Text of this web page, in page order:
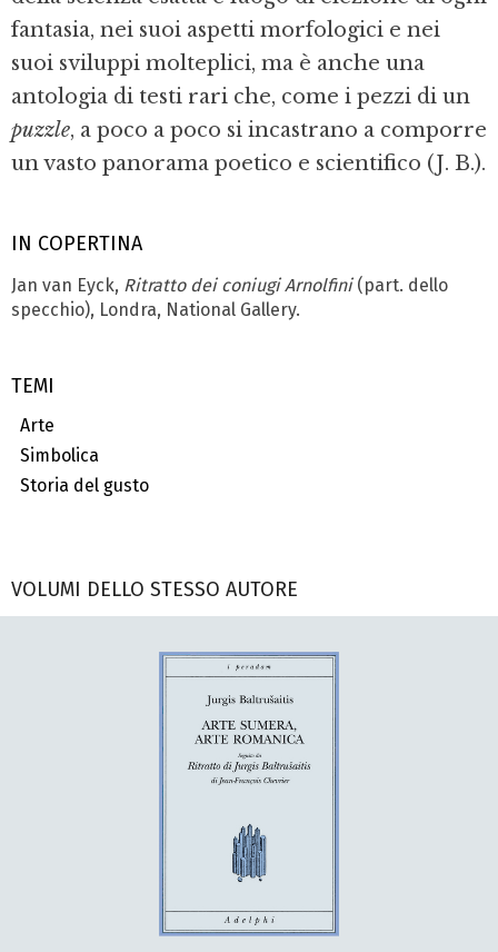
IN COPERTINA
Jan van Eyck, Ritratto dei coniugi Arnolfini(part. dello
specchio), Londra, National Gallery.
TEMI
Arte
Simbolica
Storia del gusto
fantasia, nei suoi aspetti morfologici e nei
suoi sviluppi molteplici, ma è anche una
antologia di testi rari che, come i pezzi di un
puzzle, a poco a poco si incastrano a comporre
un vasto panorama poetico e scientifico (J. B.).
VOLUMI DELLO STESSO AUTORE